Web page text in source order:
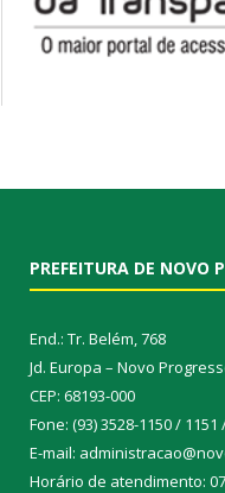
PREFEITURA DE NOVO
End.: Tr. Belém, 768
Jd. Europa – Novo
CEP: 68193-000
Fone: (93) 3528-1150 / 1151
E-mail:
Horário de atendimento: